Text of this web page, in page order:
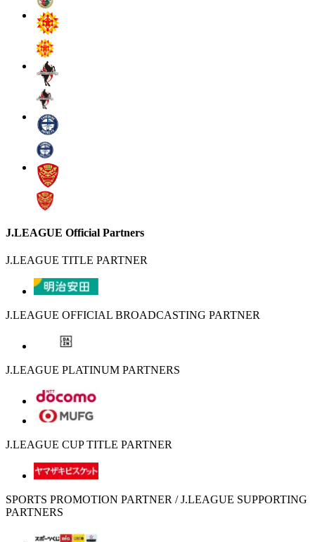
J.LEAGUE Official Partners
J.LEAGUE TITLE PARTNER
J.LEAGUE OFFICIAL BROADCASTING PARTNER
J.LEAGUE PLATINUM PARTNERS
J.LEAGUE CUP TITLE PARTNER
SPORTS PROMOTION PARTNER / J.LEAGUE SUPPORTING
PARTNERS